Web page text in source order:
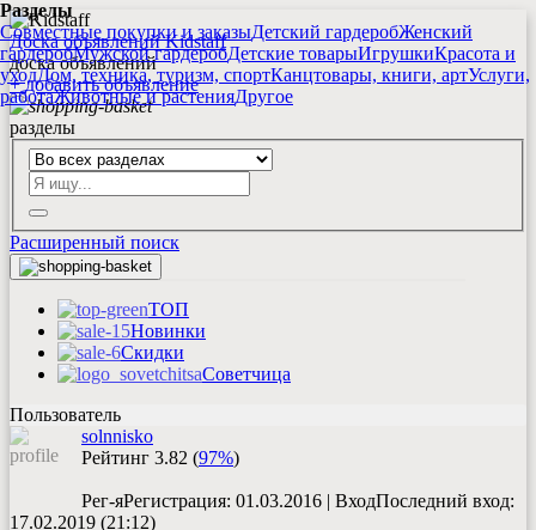
Разделы
Совместные покупки и заказыДетский гардеробЖенский
гардеробМужской гардеробДетские товарыИгрушкиКрасота и
уходДом, техника, туризм, спортКанцтовары, книги, артУслуги,
работаЖивотные и растенияДругое
Доска объявлений Kidstaff
доска объявлений
+добавитьобъявление
разделы
Расширенный поиск
ТОП
Новинки
Скидки
Советчица
Пользователь
solnnisko
Рейтинг 3.82 (97%)
Рег-яРегистрация: 01.03.2016 | ВходПоследний вход:
17.02.2019 (21:12)